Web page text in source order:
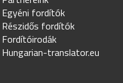
Egyéni fordítók
Részidős fordítók
Fordítóirodák
Hungarian-translator.eu